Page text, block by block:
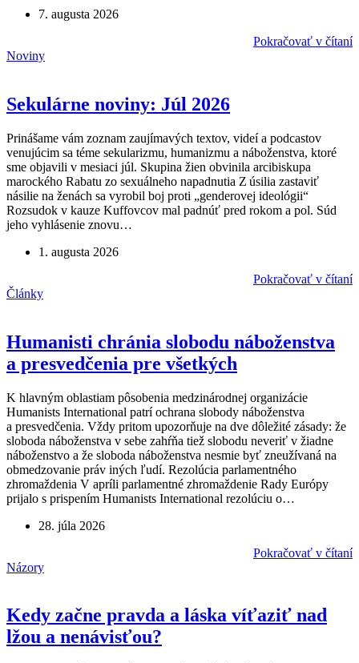
7. augusta 2026
Pokračovať v čítaní
Noviny
Sekulárne noviny: Júl 2026
Prinášame vám zoznam zaujímavých textov, videí a podcastov
venujúcim sa téme sekularizmu, humanizmu a náboženstva, ktoré
sme objavili v mesiaci júl. Skupina žien obvinila arcibiskupa
marockého Rabatu zo sexuálneho napadnutia Z úsilia zastaviť
násilie na ženách sa vyrobil boj proti „genderovej ideológii“
Rozsudok v kauze Kuffovcov mal padnúť pred rokom a pol. Súd
jeho vyhlásenie znovu…
1. augusta 2026
Pokračovať v čítaní
Články
Humanisti chránia slobodu náboženstva
a presvedčenia pre všetkých
K hlavným oblastiam pôsobenia medzinárodnej organizácie
Humanists International patrí ochrana slobody náboženstva
a presvedčenia. Vždy pritom upozorňuje na dve dôležité zásady: že
sloboda náboženstva v sebe zahŕňa tiež slobodu neveriť v žiadne
náboženstvo a že sloboda náboženstva nesmie byť zneužívaná na
obmedzovanie práv iných ľudí. Rezolúcia parlamentného
zhromaždenia V apríli parlamentné zhromaždenie Rady Európy
prijalo s prispením Humanists International rezolúciu o…
28. júla 2026
Pokračovať v čítaní
Názory
Kedy začne pravda a láska víťaziť nad
lžou a nenávisťou?